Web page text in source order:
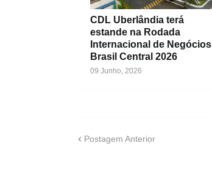
CDL Uberlândia terá
estande na Rodada
Internacional de Negócios
Brasil Central 2026
09 Junho, 2026
Postagem Anterior